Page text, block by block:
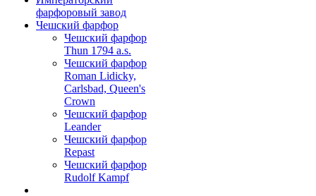
фарфоровый завод
Чешский фарфор
Чешский фарфор
Thun 1794 a.s.
Чешский фарфор
Roman Lidicky,
Carlsbad, Queen's
Crown
Чешский фарфор
Leander
Чешский фарфор
Repast
Чешский фарфор
Rudolf Kampf